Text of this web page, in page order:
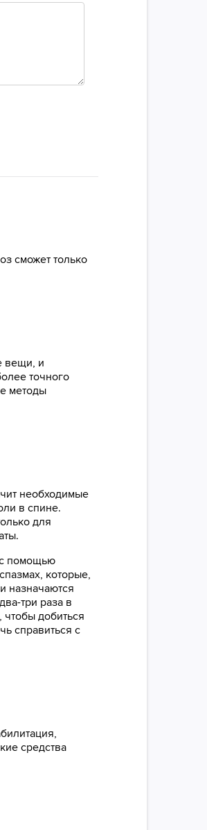
сможет только
вещи, и
точного
методы
необходимые
в спине.
для
с помощью
которые,
назначаются
три раза в
добиться
справиться с
средства